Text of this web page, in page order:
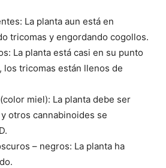
La planta aun está en
tricomas y engordando cogollos.
La planta está casi en su punto
los tricomas están llenos de
miel): La planta debe ser
otros cannabinoides se
– negros: La planta ha